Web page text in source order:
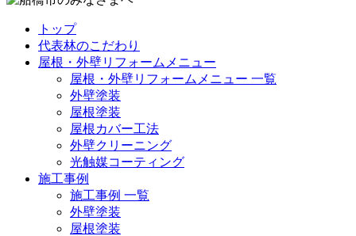
トップ
代表林のこだわり
屋根・外壁リフォームメニュー
屋根・外壁リフォームメニュー 一覧
外壁塗装
屋根塗装
屋根カバー工法
外壁クリーニング
光触媒コーティング
施工事例
施工事例 一覧
外壁塗装
屋根塗装